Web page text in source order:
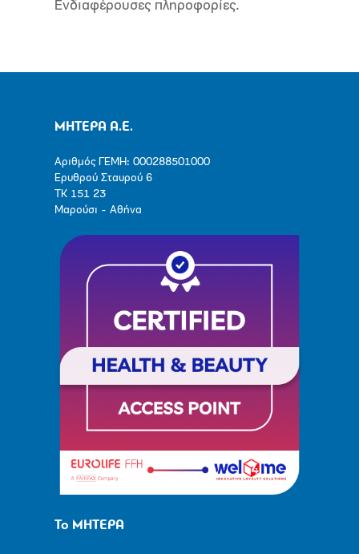
Ενδιαφέρουσες πληροφορίες.
ΜΗΤΕΡΑ Α.Ε.
Αριθμός ΓΕΜΗ: 000288501000
Ερυθρού Σταυρού 6
ΤΚ 151 23
Μαρούσι - Αθήνα
Το ΜΗΤΕΡΑ